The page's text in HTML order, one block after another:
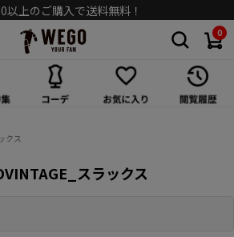
以上のご購入で送料無料！
0
ールインワン
クス
スラックス